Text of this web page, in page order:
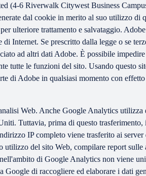
(4-6 Riverwalk Citywest Business
dal cookie in merito al suo utilizzo
ulteriore trattamento e salvataggio.
Internet. Se prescritto dalla legge o se
ad altri dati Adobe. È possibile
tutte le funzioni del sito. Usando questo
di Adobe in qualsiasi momento con
Web. Anche Google Analytics
Tuttavia, prima di questo
IP completo viene trasferito ai
del sito Web, compilare report
di Google Analytics non viene
di raccogliere ed elaborare i dati